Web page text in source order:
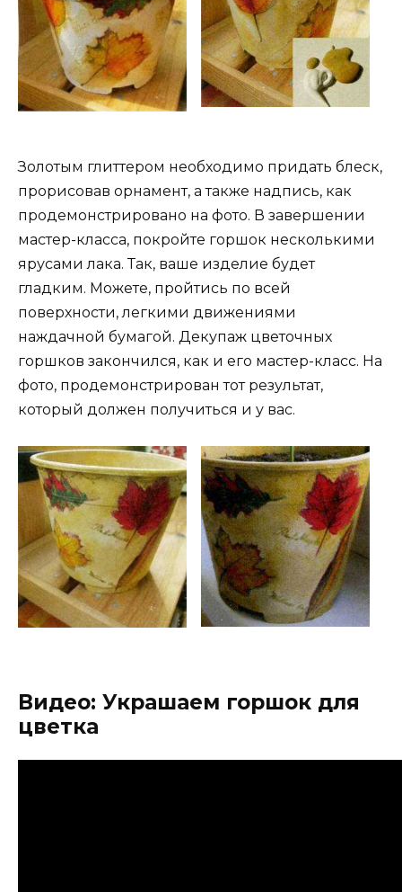
Золотым глиттером необходимо придать блеск,
прорисовав орнамент, а также надпись, как
продемонстрировано на фото. В завершении
мастер-класса, покройте горшок несколькими
ярусами лака. Так, ваше изделие будет
гладким. Можете, пройтись по всей
поверхности, легкими движениями
наждачной бумагой. Декупаж цветочных
горшков закончился, как и его мастер-класс. На
фото, продемонстрирован тот результат,
который должен получиться и у вас.
Видео: Украшаем горшок для
цветка